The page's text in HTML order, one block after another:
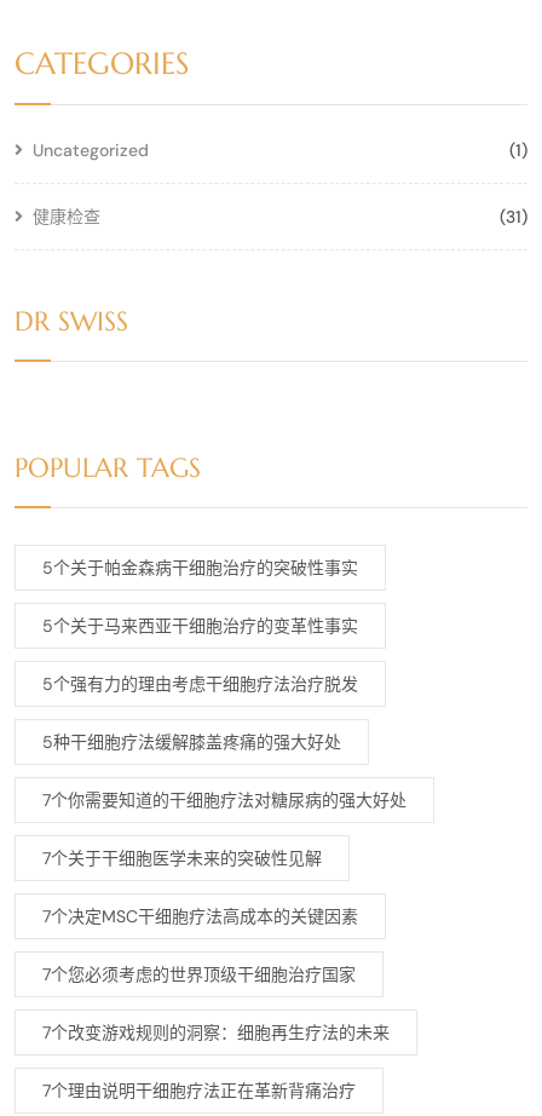
CATEGORIES
Uncategorized (1)
健康检查 (31)
DR SWISS
POPULAR TAGS
5个关于帕金森病干细胞治疗的突破性事实
5个关于马来西亚干细胞治疗的变革性事实
5个强有力的理由考虑干细胞疗法治疗脱发
5种干细胞疗法缓解膝盖疼痛的强大好处
7个你需要知道的干细胞疗法对糖尿病的强大好处
7个关于干细胞医学未来的突破性见解
7个决定MSC干细胞疗法高成本的关键因素
7个您必须考虑的世界顶级干细胞治疗国家
7个改变游戏规则的洞察：细胞再生疗法的未来
7个理由说明干细胞疗法正在革新背痛治疗